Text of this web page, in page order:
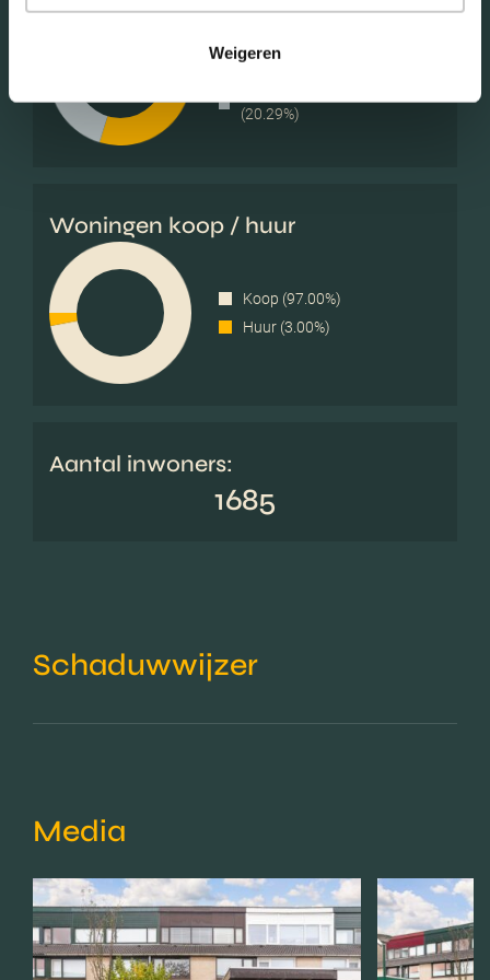
Weigeren
Zonder kinderen (39.86%)
(20.29%)
Woningen koop / huur
Koop (97.00%)
Huur (3.00%)
Aantal inwoners:
1685
Schaduwwijzer
Media